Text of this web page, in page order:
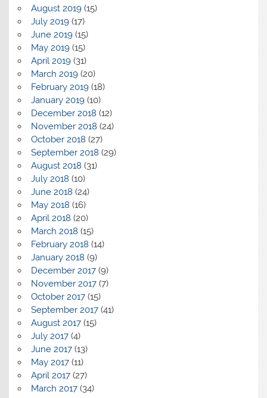
August 2019(15)
July 2019(17)
June 2019(15)
May 2019(15)
April 2019(31)
March 2019(20)
February 2019(18)
January 2019(10)
December 2018 (12)
November 2018 (24)
October 2018 (27)
September 2018 (29)
August 2018 (31)
July 2018 (10)
June 2018 (24)
May 2018 (16)
April 2018 (20)
March 2018 (15)
February 2018 (14)
January 2018 (9)
December 2017(9)
November 2017(7)
October 2017(15)
September 2017(41)
August 2017(15)
July 2017(4)
June 2017(13)
May 2017(11)
April 2017(27)
March 2017(34)